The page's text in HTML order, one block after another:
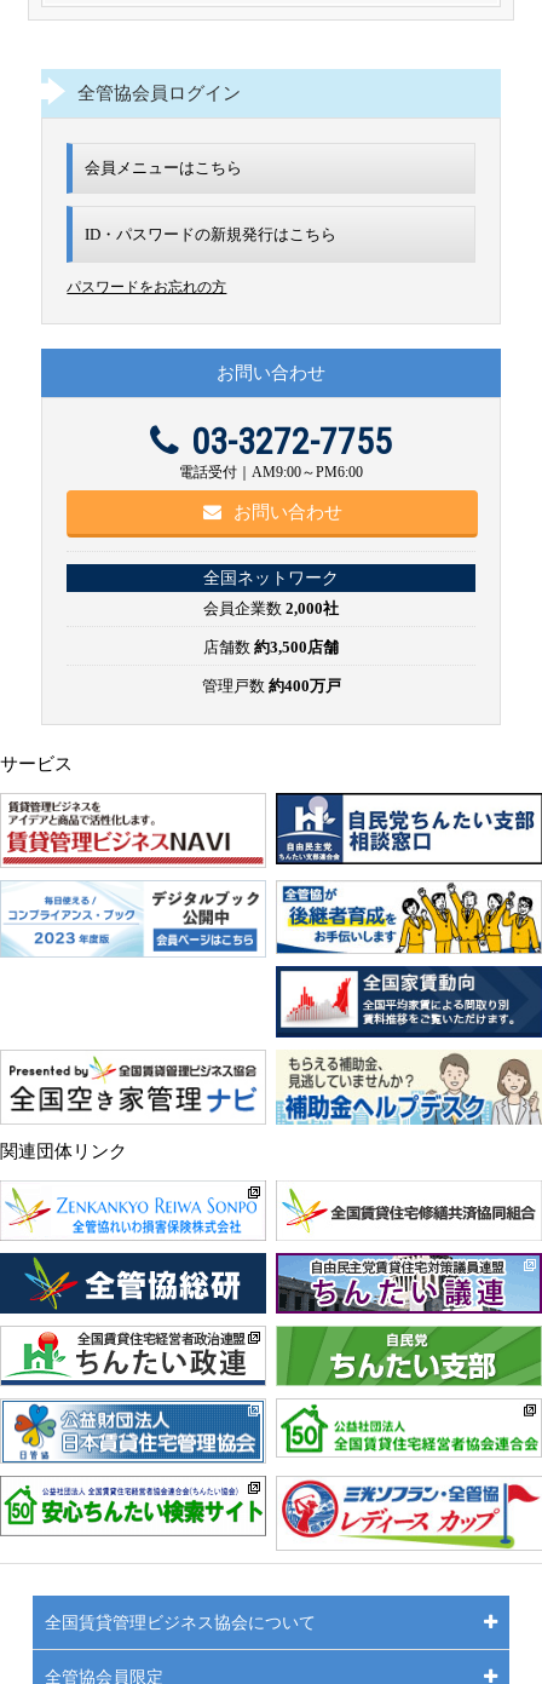
全管協会員ログイン
会員メニューはこちら
ID・パスワードの新規発行はこちら
パスワードをお忘れの方
お問い合わせ
03-3272-7755
電話受付｜AM9:00～PM6:00
お問い合わせ
全国ネットワーク
会員企業数 2,000社
店舗数 約3,500店舗
管理戸数 約400万戸
サービス
関連団体リンク
全国賃貸管理ビジネス協会について
全管協会員限定